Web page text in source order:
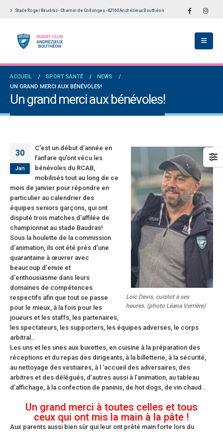
Stade Roger Baudras - Chemin de Collonges - 42160 Andrézieux Bouthéon
ACCUEIL SPORT SANTÉ
NEWS
UN GRAND MERCI AUX BÉNÉVOLES!
Un grand merci aux bénévoles!
30
Jan
Loïc Devis, cuistot à ses
heures. (photo Léana Verrière)
C’est un début d’année en
fanfare qu’ont vécu les
bénévoles du RCAB,
mobilisés tout au long de ce
mois de janvier pour répondre en
particulier au calendrier des
équipes seniors garçons, qui ont
disputé trois matches d’affilée de
championnat au stade Baudras!
Sous la houlette de la commission
d’animation, ils ont été près d’une
quarantaine à œuvrer avec
beaucoup d’envie et
d’enthousiasme dans leurs
domaines de compétences
respectifs afin que tout se passe
pour le mieux, à la fois pour les
joueurs et les staffs, les partenaires,
les spectateurs, les supporters, les équipes adverses, le corps
arbitral…
Les uns et les unes aux buvettes, en cuisine à la préparation des
réceptions et du repas des dirigeants, à la billetterie, à la sécurité,
au nettoyage des vestiaires, à l ‘accueil des adversaires, des
arbitres et des délégués, d’autres aussi à l’animation, au tableau
d’affichage, à la confection de paninis, de hot dogs, de vin chaud..
Un grand merci à toutes celles et tous
ceux qui ont mis la main à la pâte !
Aux parents aussi bien sûr qui leur ont prêté main forte lors du
en Fédérale 2 et Fédérale B: de
connaissances et un nouveau venu
2026
senior: tout un programme de
Ligue Aura: les +35 des « 5glés » vice-
Bilan des seniors garçons par Philippe
6 mai 2026